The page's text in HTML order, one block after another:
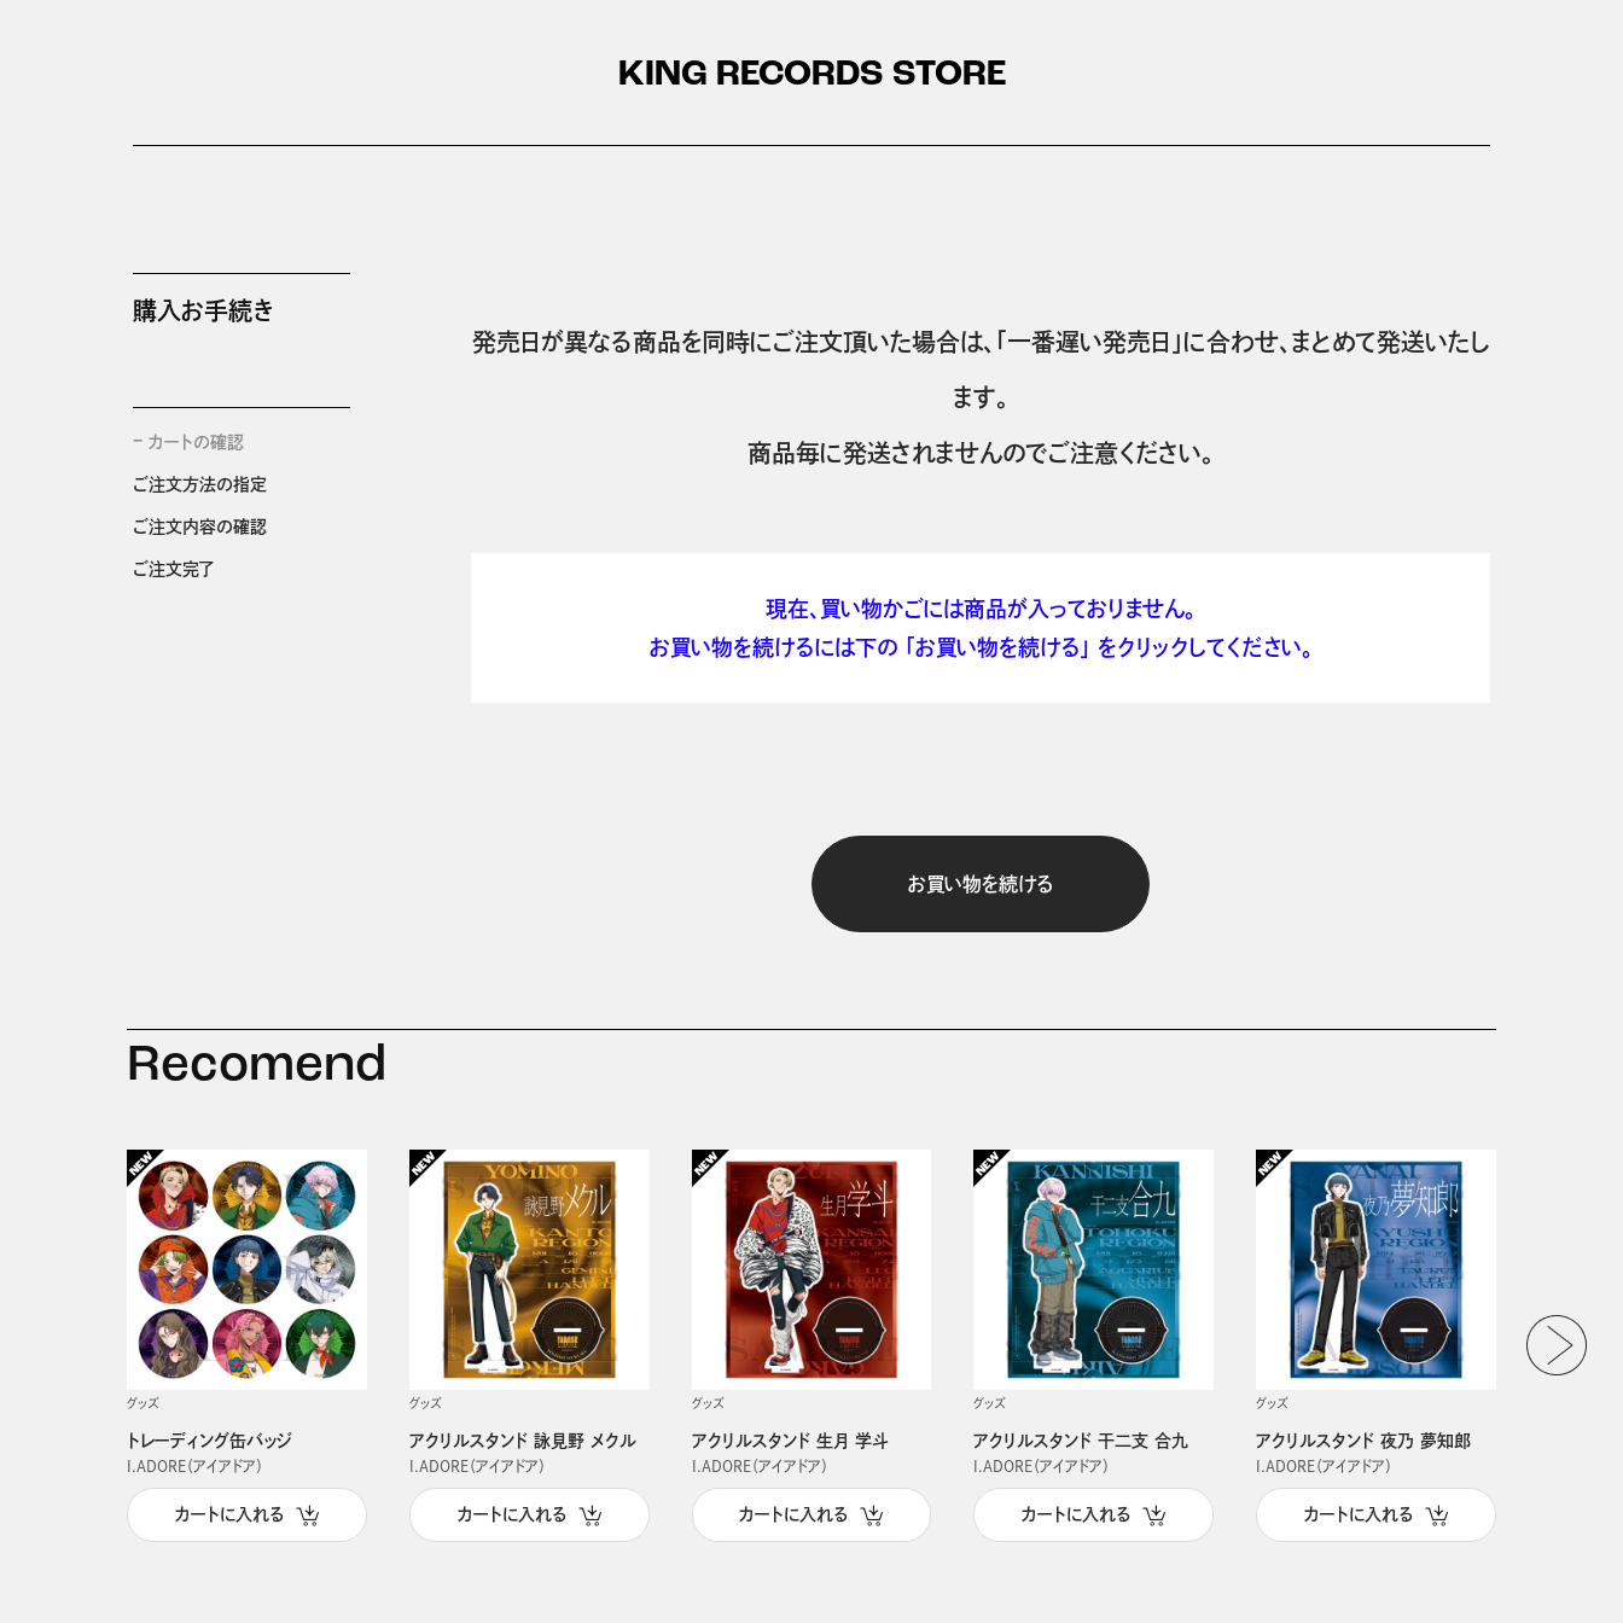
KING RECORDS STORE
購入お手続き
カートの確認
ご注文方法の指定
ご注文内容の確認
ご注文完了
発売日が異なる商品を同時にご注文頂いた場合は、「一番遅い発売日」に合わせ、まとめて発送いたし
ます。
商品毎に発送されませんのでご注意ください。
現在、買い物かごには商品が入っておりません。
お買い物を続けるには下の 「お買い物を続ける」 をクリックしてください。
お買い物を続ける
Recomend
グッズ
トレーディング缶バッジ
I.ADORE（アイアドア）
カートに入れる
グッズ
アクリルスタンド 詠見野 メクル
I.ADORE（アイアドア）
カートに入れる
グッズ
アクリルスタンド 生月 学斗
I.ADORE（アイアドア）
カートに入れる
グッズ
アクリルスタンド 干二支 合九
I.ADORE（アイアドア）
カートに入れる
グッズ
アクリルスタンド 夜乃 夢知郎
I.ADORE（アイアドア）
カートに入れる